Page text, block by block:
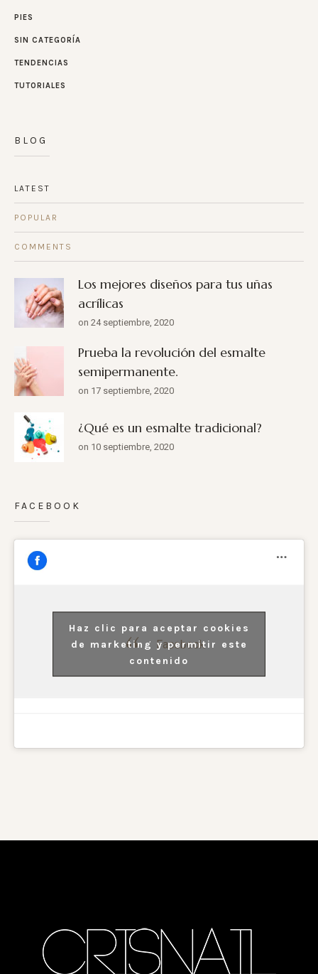
PIES
SIN CATEGORÍA
TENDENCIAS
TUTORIALES
BLOG
LATEST
POPULAR
COMMENTS
Los mejores diseños para tus uñas
acrílicas
on 24 septiembre, 2020
Prueba la revolución del esmalte
semipermanente.
on 17 septiembre, 2020
¿Qué es un esmalte tradicional?
on 10 septiembre, 2020
FACEBOOK
Facebook
Haz clic para aceptar cookies
de marketing y permitir este
contenido